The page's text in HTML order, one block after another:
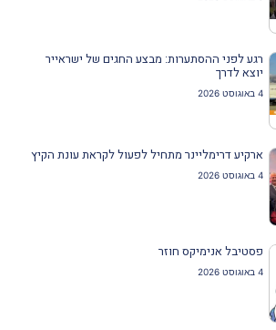
רגע לפני ההסתערות: מבצע החגים של ישראייר
יוצא לדרך
4 באוגוסט 2026
ארקיע דרימליינר מתחיל לפעול לקראת עונת הקיץ
4 באוגוסט 2026
פסטיבל אנימיקס חוזר
4 באוגוסט 2026